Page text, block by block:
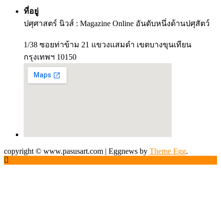
ที่อยู่
ปศุศาสตร์ นิวส์ : Magazine Online อันดับหนึ่งด้านปศุสัตว์
1/38 ซอยท่าข้าม 21 แขวงแสมดำ เขตบางขุนเทียน
กรุงเทพฯ 10150
copyright © www.pasusart.com | Eggnews by Theme Egg.